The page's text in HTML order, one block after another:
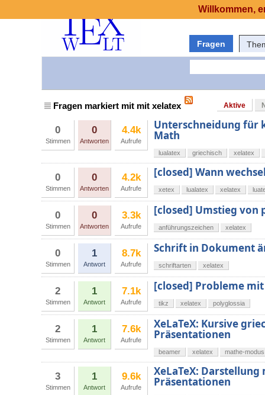
Fragen
Fragen markiert mit mit xelatex Aktive
0
Stimmen
0
Antworten
4.4k
Aufrufe
Unterschneidung für
Math
lualatex griechisch xelatex
0
Stimmen
0
Antworten
4.2k
Aufrufe
[closed] Wann
xetex lualatex xelatex
0
Stimmen
0
Antworten
3.3k
Aufrufe
[closed] Umstieg von
anführungszeichen xelatex
0
Stimmen
1
Antwort
8.7k
Aufrufe
Schrift in Dokument
schriftarten xelatex
2
Stimmen
1
Antwort
7.1k
Aufrufe
[closed] Probleme
tikz xelatex polyglossia
2
Stimmen
1
Antwort
7.6k
Aufrufe
XeLaTeX: Kursive
Präsentationen
beamer xelatex mathe-modus
3
Stimmen
1
Antwort
9.6k
Aufrufe
XeLaTeX:
Präsentationen
Willkommen,